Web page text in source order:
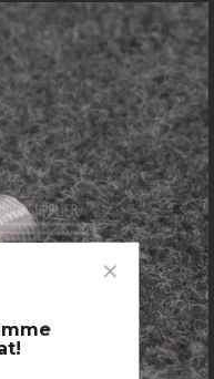
Close
Cookie